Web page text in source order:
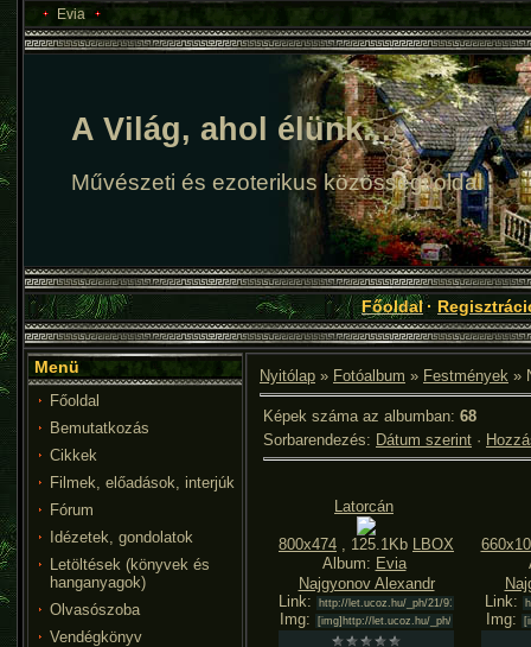
Evia
A Világ, ahol élünk...
Művészeti és ezoterikus közösségi oldal
Főoldal·
Menü
Főoldal
Bemutatkozás
Cikkek
Filmek, előadások, interjúk
Fórum
Idézetek, gondolatok
Letöltések (könyvek és
hanganyagok)
Olvasószoba
Vendégkönyv
Nyitólap » Fotóalbum » Festmények »
Képek száma az albumban: 68
Sorbarendezés: Dátum szerint ·
Latorcán
800x474 , 125.1Kb LBOX
Album: Evia
Najgyonov Alexandr
Link:
Img:
Link:
Img: